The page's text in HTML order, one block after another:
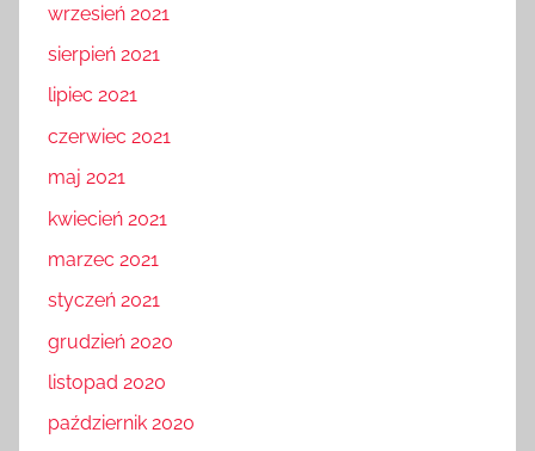
wrzesień 2021
sierpień 2021
lipiec 2021
czerwiec 2021
maj 2021
kwiecień 2021
marzec 2021
styczeń 2021
grudzień 2020
listopad 2020
październik 2020